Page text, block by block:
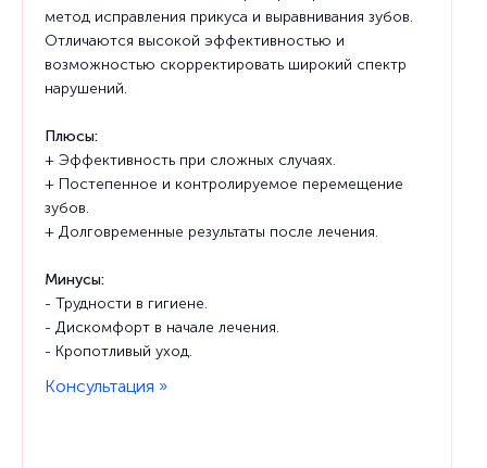
метод исправления прикуса и выравнивания зубов.
Отличаются высокой эффективностью и
возможностью скорректировать широкий спектр
нарушений.
Плюсы:
+ Эффективность при сложных случаях.
+ Постепенное и контролируемое перемещение
зубов.
+ Долговременные результаты после лечения.
Минусы:
- Трудности в гигиене.
- Дискомфорт в начале лечения.
- Кропотливый уход.
Консультация »